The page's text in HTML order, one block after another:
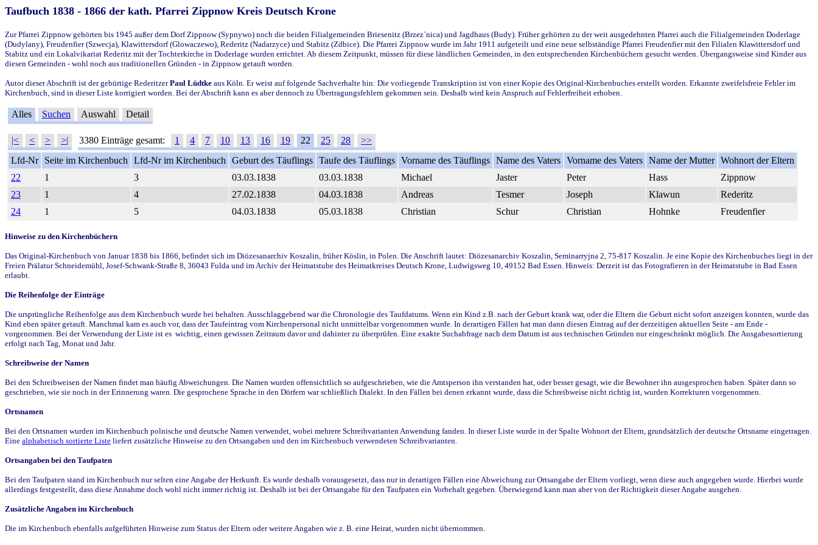
Taufbuch 1838 - 1866 der kath. Pfarrei Zippnow Kreis Deutsch Krone
Zur Pfarrei Zippnow gehörten bis 1945 außer dem Dorf Zippnow (Sypnywo) noch die beiden Filialgemeinden Briesenitz (Brzez`nica) und Jagdhaus (Budy). Früher gehörten zu der weit ausgedehnten Pfarrei auch die Filialgemeinden Doderlage
(Dudylany), Freudenfier (Szwecja), Klawittersdorf (Glowaczewo), Rederitz (Nadarzyce) und Stabitz (Zdbice). Die Pfarrei Zippnow wurde im Jahr 1911 aufgeteilt und eine neue selbständige Pfarrei Freudenfier mit den Filialen Klawittersdorf und
Stabitz und ein Lokalvikariat Rederitz mit der Tochterkirche in Doderlage wurden errichtet. Ab diesem Zeitpunkt, müssen für diese ländlichen Gemeinden, in den entsprechenden Kirchenbüchern gesucht werden. Übergangsweise sind Kinder aus
diesen Gemeinden - wohl noch aus traditionellen Gründen - in Zippnow getauft worden.
Autor dieser Abschrift ist der gebürtige RederitzerPaul Lüdtke aus Köln. Er weist auf folgende Sachverhalte hin: Die vorliegende Transkription ist von einer Kopie des Original-Kirchenbuches erstellt worden. Erkannte zweifelsfreie Fehler im
Kirchenbuch, sind in dieser Liste korrigiert worden. Bei der Abschrift kann es aber dennoch zu Übertragungsfehlern gekommen sein. Deshalb wird kein Anspruch auf Fehlerfreiheit erhoben.
Alles Suchen Auswahl Detail
|< < > >| 3380 Einträge gesamt: 1 4 7 10 13 16 19 22 25 28
>>
Lfd-Nr
Seite im Kirchenbuch Lfd-Nr im Kirchenbuch Geburt des Täuflings Taufe des Täuflings Vorname des Täuflings Name des Vaters Vorname des Vaters Name der Mutter Wohnort der Eltern
22
1 3 03.03.1838 03.03.1838 Michael Jaster Peter Hass
Zippnow
23
1 4 27.02.1838 04.03.1838 Andreas Tesmer Joseph Klawun
Rederitz
24
1 5 04.03.1838 05.03.1838 Christian Schur Christian Hohnke Freudenfier
Hinweise zu den Kirchenbüchern
Das Original-Kirchenbuch von Januar 1838 bis 1866, befindet sich im Diözesanarchiv Koszalin, früher Köslin, in Polen. Die Anschrift lautet: Diözesanarchiv Koszalin, Seminarryjna 2, 75-817 Koszalin. Je eine Kopie des Kirchenbuches liegt in der
Freien Prälatur Schneidemühl, Josef-Schwank-Straße 8, 36043 Fulda und im Archiv der Heimatstube des Heimatkreises Deutsch Krone, Ludwigsweg 10, 49152 Bad Essen. Hinweis: Derzeit ist das Fotografieren in der Heimatstube in Bad Essen
erlaubt.
Die Reihenfolge der Einträge
Die ursprüngliche Reihenfolge aus dem Kirchenbuch wurde bei behalten. Ausschlaggebend war die Chronologie des Taufdatums. Wenn ein Kind z.B. nach der Geburt krank war, oder die Eltern die Geburt nicht sofort anzeigen konnten, wurde das
Kind eben später getauft. Manchmal kam es auch vor, dass der Taufeintrag vom Kirchenpersonal nicht unmittelbar vorgenommen wurde. In derartigen Fällen hat man dann diesen Eintrag auf der derzeitigen aktuellen Seite - am Ende -
vorgenommen. Bei der Verwendung der Liste ist es wichtig, einen gewissen Zeitraum davor und dahinter zu überprüfen. Eine exakte Suchabfrage nach dem Datum ist aus technischen Gründen nur eingeschränkt möglich. Die Ausgabesortierung
erfolgt nach Tag, Monat und Jahr.
Schreibweise der Namen
Bei den Schreibweisen der Namen findet man häufig Abweichungen. Die Namen wurden offensichtlich so aufgeschrieben, wie die Amtsperson ihn verstanden hat, oder besser gesagt, wie die Bewohner ihn ausgesprochen haben. Später dann so
geschrieben, wie sie noch in der Erinnerung waren. Die gesprochene Sprache in den Dörfern war schließlich Dialekt. In den Fällen bei denen erkannt wurde, dass die Schreibweise nicht richtig ist, wurden Korrekturen vorgenommen.
Ortsnamen
Bei den Ortsnamen wurden im Kirchenbuch polnische und deutsche Namen verwendet, wobei mehrere Schreibvarianten Anwendung fanden. In dieser Liste wurde in der Spalte Wohnort der Eltern, grundsätzlich der deutsche Ortsname eingetragen.
Eine alphabetisch sortierte Liste liefert zusätzliche Hinweise zu den Ortsangaben und den im Kirchenbuch verwendeten Schreibvarianten.
Ortsangaben bei den Taufpaten
Bei den Taufpaten stand im Kirchenbuch nur selten eine Angabe der Herkunft. Es wurde deshalb vorausgesetzt, dass nur in derartigen Fällen eine Abweichung zur Ortsangabe der Eltern vorliegt, wenn diese auch angegeben wurde. Hierbei wurde
allerdings festgestellt, dass diese Annahme doch wohl nicht immer richtig ist. Deshalb ist bei der Ortsangabe für den Taufpaten ein Vorbehalt gegeben. Überwiegend kann man aber von der Richtigkeit dieser Angabe ausgehen.
Zusätzliche Angaben im Kirchenbuch
Die im Kirchenbuch ebenfalls aufgeführten Hinweise zum Status der Eltern oder weitere Angaben wie z. B. eine Heirat, wurden nicht übernommen.